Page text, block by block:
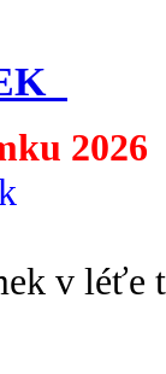
2026
v léťe